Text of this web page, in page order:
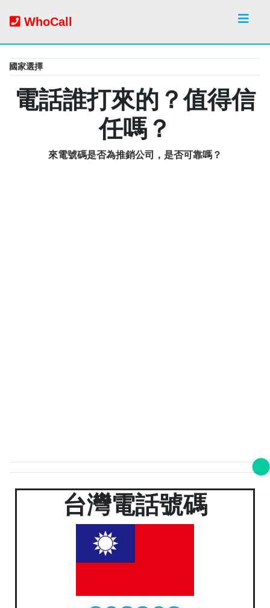
WhoCall
國家選擇
電話誰打來的？值得信
任嗎？
來電號碼是否為推銷公司，是否可靠嗎？
台灣電話號碼